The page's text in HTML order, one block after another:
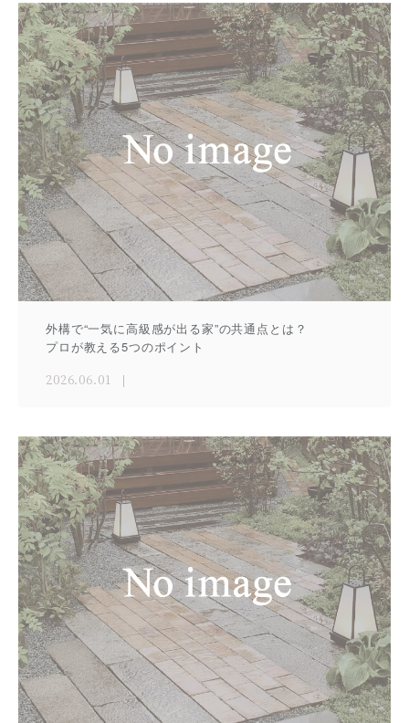
外構で“一気に高級感が出る家”の共通点とは？
プロが教える5つのポイント
2026.06.01